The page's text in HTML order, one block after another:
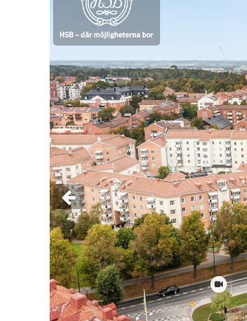
HSB har en tydlig hållbarhetsprofil och
standarden Miljöbyggnad. I
återbrukade tegelpannor att
elproduktion. Generösa
till en bilpool. För den som behöver
att finnas möjlighet till hydroponisk
hållbarhet och gemenskap över
Trygghet och förutsägbarhet är viktigt i
Köp samt den trygghetsgaranti som
utveckling här nedan. Välkommen hem i